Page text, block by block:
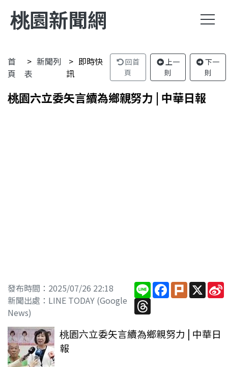
桃園新聞網
首
頁
新聞列
表
即時快
訊
回首
頁
上一
則
下一
則
桃園六立委矢言續為鄉親努力 | 中華日報
發布時間：2025/07/26 22:18
新聞出處：LINE TODAY (Google
News)
LineFacebook
PlurkX
Threads
桃園六立委矢言續為鄉親努力 | 中華日
報